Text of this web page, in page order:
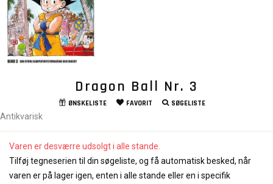
Dragon Ball Nr. 3
ØNSKELISTE FAVORIT SØGELISTE
Antikvarisk
Varen er desværre udsolgt i alle stande.
Tilføj tegneserien til din søgeliste, og få automatisk besked, når
varen er på lager igen, enten i alle stande eller en i specifik